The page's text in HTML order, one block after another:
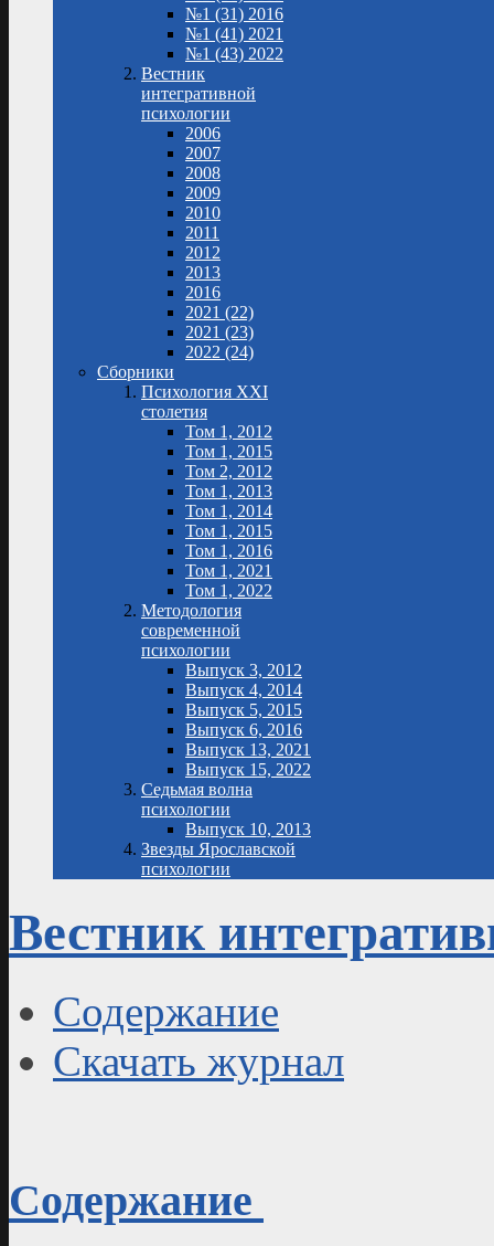
№1 (31) 2016
№1 (41) 2021
№1 (43) 2022
Вестник
интегративной
психологии
2006
2007
2008
2009
2010
2011
2012
2013
2016
2021 (22)
2021 (23)
2022 (24)
Сборники
Психология XXI
столетия
Том 1, 2012
Том 1, 2015
Том 2, 2012
Том 1, 2013
Том 1, 2014
Том 1, 2015
Том 1, 2016
Том 1, 2021
Том 1, 2022
Методология
современной
психологии
Выпуск 3, 2012
Выпуск 4, 2014
Выпуск 5, 2015
Выпуск 6, 2016
Выпуск 13, 2021
Выпуск 15, 2022
Седьмая волна
психологии
Выпуск 10, 2013
Звезды Ярославской
психологии
Вестник
Содержание
Скачать журнал
Содержание